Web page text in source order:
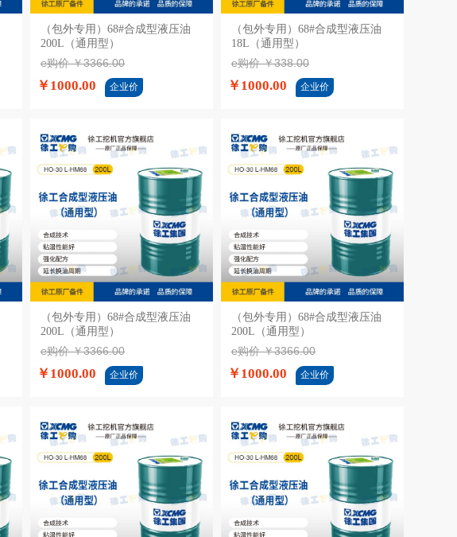
加入购物车
（包外专用）68#合成型液压油
200L（通用型）
e购价 ￥3366.00
￥1000.00 企业价
加入购物车
（包外专用）68#合成型液压油
18L（通用型）
e购价 ￥338.00
￥1000.00 企业价
加入购物车
（包外专用）68#合成型液压油
200L（通用型）
e购价 ￥3366.00
￥1000.00 企业价
加入购物车
（包外专用）68#合成型液压油
200L（通用型）
e购价 ￥3366.00
￥1000.00 企业价